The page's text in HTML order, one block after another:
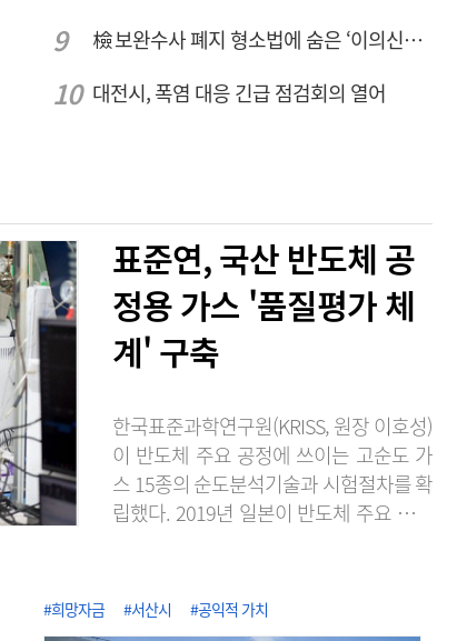
檢 보완수사 폐지 형소법에 숨은 ‘이의신청 3개월 제한’…황운하는 30일 추진
대전시, 폭염 대응 긴급 점검회의 열어
표준연, 국산 반도체 공
정용 가스 '품질평가 체
계' 구축
한국표준과학연구원(KRISS, 원장 이호성)
이 반도체 주요 공정에 쓰이는 고순도 가
스 15종의 순도분석기술과 시험절차를 확
립했다. 2019년 일본이 반도체 주요 소재
서 반도체 소재의 국산화와 공급망 다변화
#희망자금 #서산시 #공익적 가치